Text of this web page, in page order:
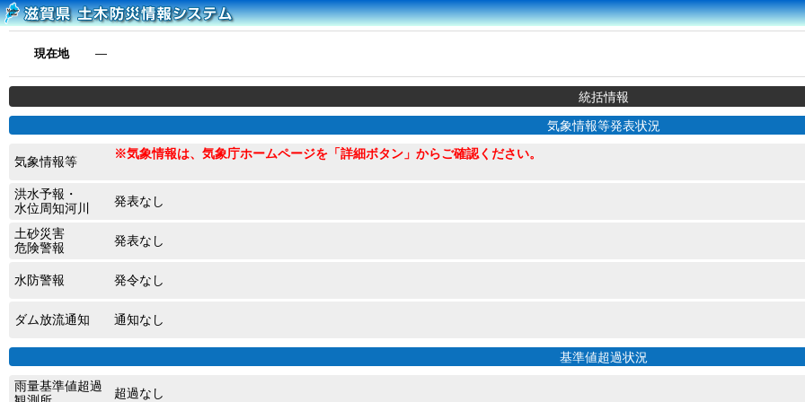
現在地 ―
統括情報
気象情報等発表状況
気象情報等
※気象情報は、気象庁ホームページを「詳細ボタン」からご確認ください。
洪水予報・
水位周知河川
発表なし
土砂災害
危険警報
発表なし
水防警報 発令なし
ダム放流通知 通知なし
基準値超過状況
雨量基準値超過
超過なし